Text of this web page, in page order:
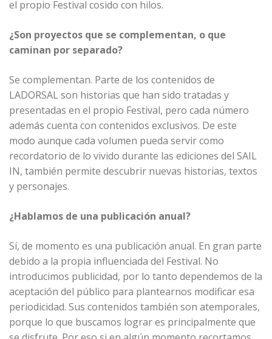
el propio Festival cosido con hilos.
¿Son proyectos que se complementan, o que
caminan por separado?
Se complementan. Parte de los contenidos de
LADORSAL son historias que han sido tratadas y
presentadas en el propio Festival, pero cada número
además cuenta con contenidos exclusivos. De este
modo aunque cada volumen pueda servir como
recordatorio de lo vivido durante las ediciones del SAIL
IN, también permite descubrir nuevas historias, textos
y personajes.
¿Hablamos de una publicación anual?
Sí, de momento es una publicación anual. En gran parte
debido a la propia influenciada del Festival. No
introducimos publicidad, por lo tanto dependemos de la
aceptación del público para plantearnos modificar esa
periodicidad. Sus contenidos también son atemporales,
porque lo que buscamos lograr es principalmente que